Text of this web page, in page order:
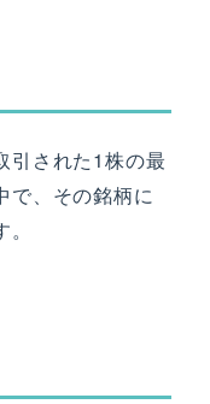
引された1株の最
で、その銘柄に